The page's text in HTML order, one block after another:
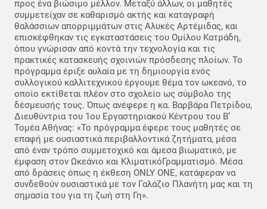
προς ένα βιώσιμο μέλλον. Μεταξύ άλλων, οι μαθητές
συμμετείχαν σε καθαρισμό ακτής και καταγραφή
θαλάσσιων απορριμμάτων στις Αλυκές Αρτέμιδας, και
επισκέφθηκαν τις εγκαταστάσεις του Ομίλου Κατράδη,
όπου γνώρισαν από κοντά την τεχνολογία και τις
πρακτικές κατασκευής σχοινιών πρόσδεσης πλοίων. Το
πρόγραμμα έριξε αυλαία με τη δημιουργία ενός
συλλογικού καλλιτεχνικού έργουμε θέμα τον ωκεανό, το
οποίο εκτίθεται πλέον στο σχολείο ως σύμβολο της
δέσμευσής τους. Όπως ανέφερε η κα. Βαρβάρα Πετρίδου,
Διευθύντρια του 1ου Εργαστηριακού Κέντρου του Β’
Τομέα Αθήνας: «Το πρόγραμμα έφερε τους μαθητές σε
επαφή με ουσιαστικά περιβαλλοντικά ζητήματα, μέσα
από έναν τρόπο συμμετοχικό και άμεσα βιωματικό, με
έμφαση στον Ωκεάνιο και ΚλιματικόΓραμματισμό. Μέσα
από δράσεις όπως η έκθεση ONLY ONE, κατάφεραν να
συνδεθούν ουσιαστικά με τον Γαλάζιο Πλανήτη μας και τη
σημασία του για τη ζωή στη Γη».